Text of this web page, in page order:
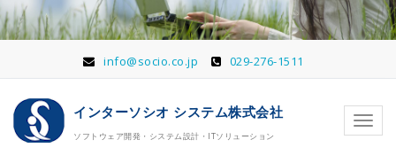
コ
ン
テ
ツ
info@socio.co.jp 029-276-1511
インターソシオ システム株式会社
ソフトウェア開発・システム設計・ITソリューション
ナ
ビ